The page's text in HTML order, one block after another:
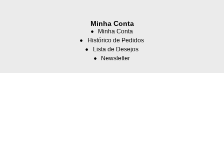
Minha Conta
Minha Conta
Histórico de Pedidos
Lista de Desejos
Newsletter